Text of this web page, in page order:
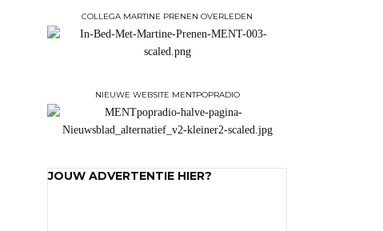
COLLEGA MARTINE PRENEN OVERLEDEN
NIEUWE WEBSITE MENTPOPRADIO
JOUW ADVERTENTIE HIER?